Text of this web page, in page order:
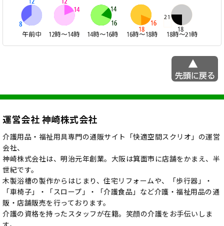
運営会社 神崎株式会社
介護用品・福祉用具専門の通販サイト「快適空間スクリオ」の運営
会社、
神崎株式会社は、明治元年創業。大阪は箕面市に店舗をかまえ、半
世紀です。
木製浴槽の製作からはじまり、住宅リフォームや、「歩行器」・
「車椅子」・「スロープ」・「介護食品」など介護・福祉用品の通
販・店舗販売を行っております。
介護の資格を持ったスタッフが在籍。笑顔の介護をお手伝いしま